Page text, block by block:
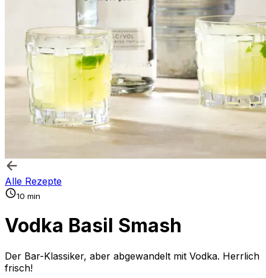
Alle Rezepte
10 min
Vodka Basil Smash
Der Bar-Klassiker, aber abgewandelt mit Vodka. Herrlich
frisch!